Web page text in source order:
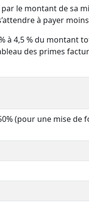
le montant de sa
à payer
à 4,5 % du montant
des primes
(pour une mise de